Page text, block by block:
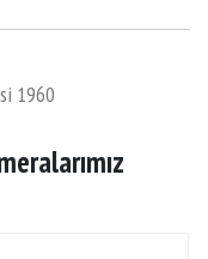
1960